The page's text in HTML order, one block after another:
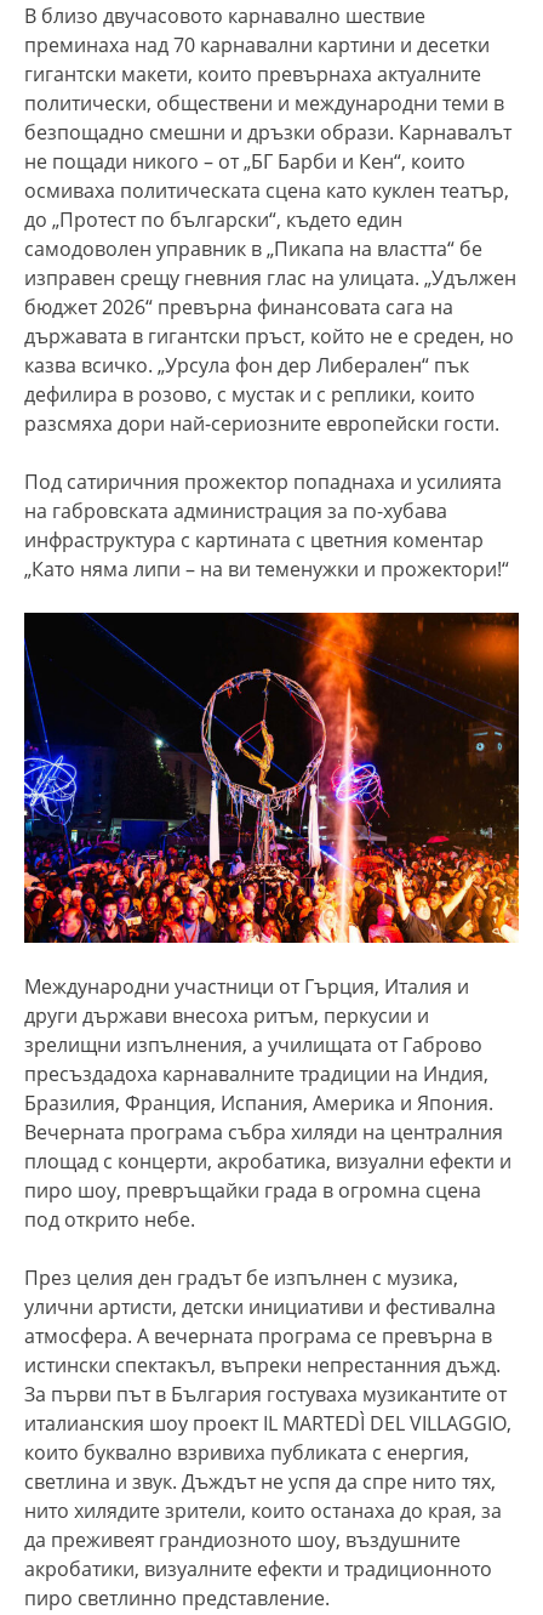
В близо двучасовото карнавално шествие
преминаха над 70 карнавални картини и десетки
гигантски макети, които превърнаха актуалните
политически, обществени и международни теми в
безпощадно смешни и дръзки образи. Карнавалът
не пощади никого – от „БГ Барби и Кен“, които
осмиваха политическата сцена като куклен театър,
до „Протест по български“, където един
самодоволен управник в „Пикапа на властта“ бе
изправен срещу гневния глас на улицата. „Удължен
бюджет 2026“ превърна финансовата сага на
държавата в гигантски пръст, който не е среден, но
казва всичко. „Урсула фон дер Либерален“ пък
дефилира в розово, с мустак и с реплики, които
разсмяха дори най-сериозните европейски гости.
Под сатиричния прожектор попаднаха и усилията
на габровската администрация за по-хубава
инфраструктура с картината с цветния коментар
„Като няма липи – на ви теменужки и прожектори!“
Международни участници от Гърция, Италия и
други държави внесоха ритъм, перкусии и
зрелищни изпълнения, а училищата от Габрово
пресъздадоха карнавалните традиции на Индия,
Бразилия, Франция, Испания, Америка и Япония.
Вечерната програма събра хиляди на централния
площад с концерти, акробатика, визуални ефекти и
пиро шоу, превръщайки града в огромна сцена
под открито небе.
През целия ден градът бе изпълнен с музика,
улични артисти, детски инициативи и фестивална
атмосфера. А вечерната програма се превърна в
истински спектакъл, въпреки непрестанния дъжд.
За първи път в България гостуваха музикантите от
италианския шоу проект IL MARTEDÌ DEL VILLAGGIO,
които буквално взривиха публиката с енергия,
светлина и звук. Дъждът не успя да спре нито тях,
нито хилядите зрители, които останаха до края, за
да преживеят грандиозното шоу, въздушните
акробатики, визуалните ефекти и традиционното
пиро светлинно представление.